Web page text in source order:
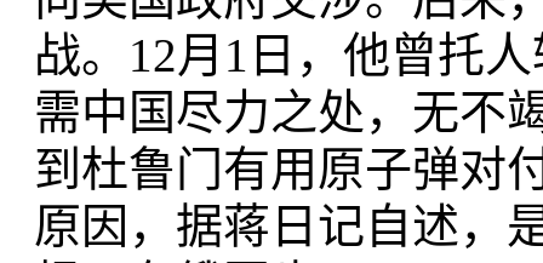
战。12月1日，他曾托
需中国尽力之处，无不
到杜鲁门有用原子弹对
原因，据蒋日记自述，